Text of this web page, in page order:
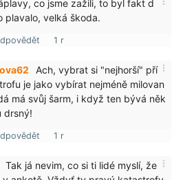
co jsme zažili, to byl fakt d
plavalo, velká škoda.
1 r
more_vert
Ach, vybrat si "nejhorší" pří
je jako vybírat nejméně milovan
má svůj šarm, i když ten bývá něk
drsný!
1 r
more_vert
Tak já nevim, co si ti lidé myslí, že